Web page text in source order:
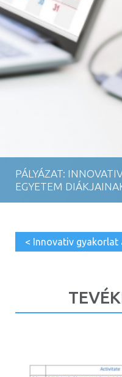
PÁLYÁZAT:
EGYETEM
< Innovativ gyakorlat